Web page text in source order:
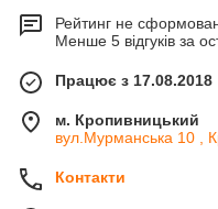
Рейтинг не
Менше 5 відгуків за
Працює з 17.08.2018
м. Кропивницький
вул.Мурманська 10 ,
Контакти